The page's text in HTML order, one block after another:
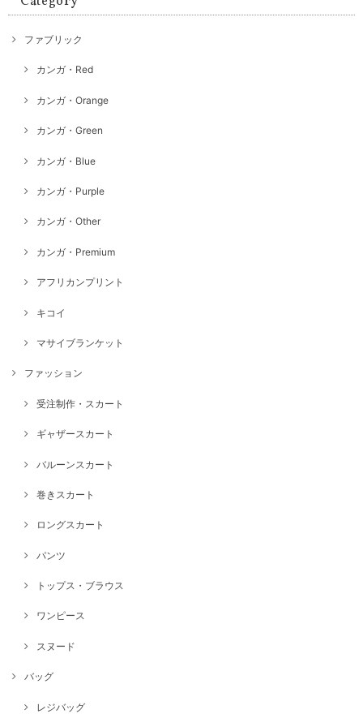
ファブリック
カンガ・Red
カンガ・Orange
カンガ・Green
カンガ・Blue
カンガ・Purple
カンガ・Other
カンガ・Premium
アフリカンプリント
キコイ
マサイブランケット
ファッション
受注制作・スカート
ギャザースカート
バルーンスカート
巻きスカート
ロングスカート
パンツ
トップス・ブラウス
ワンピース
スヌード
バッグ
レジバッグ